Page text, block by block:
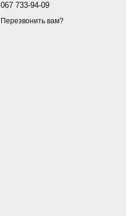
067 733-94-09
Перезвонить вам?